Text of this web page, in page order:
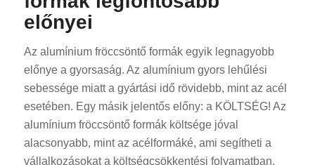
előnyei
Az alumínium fröccsöntő formák egyik legnagyobb
előnye a gyorsaság. Az alumínium gyors lehűlési
sebessége miatt a gyártási idő rövidebb, mint az acél
esetében. Egy másik jelentős előny: a KÖLTSÉG! Az
alumínium fröccsöntő formák költsége jóval
alacsonyabb, mint az acélformáké, ami segítheti a
vállalkozásokat a költségcsökkentési folyamatban.